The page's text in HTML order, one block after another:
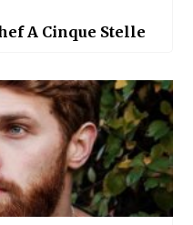
A Cinque Stelle